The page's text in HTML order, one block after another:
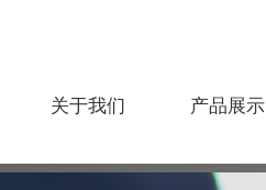
关于我们 产品展示